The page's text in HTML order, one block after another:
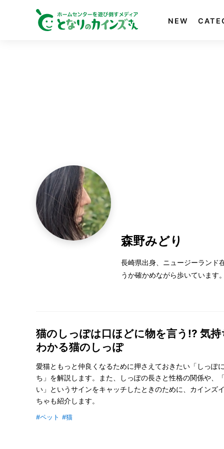
NEW
森野みどり
長崎県出身、ニュージーランド
うか確かめながら歩いています
猫のしっぽは口ほどに物を言う!? 気
わかる猫のしっぽ
愛猫ともっと仲良くなるために押さえておきたい「しっぽ
ち」を解説します。また、しっぽの長さと性格の関係や、
い」というサインをキャッチしたときのために、カインズ
ちゃも紹介します。
#ペット #猫